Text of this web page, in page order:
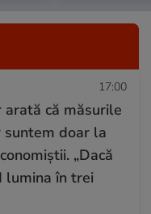
17:00
că măsurile
suntem doar la
„Dacă
lumina în trei